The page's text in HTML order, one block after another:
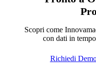
Scopri come
con dati in
Richiedi